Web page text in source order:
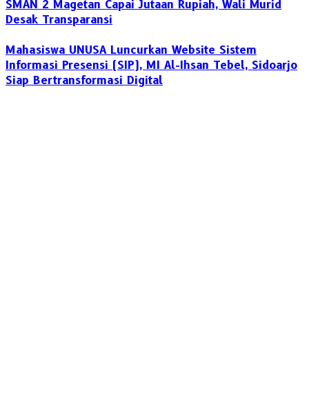
SMAN 2 Magetan Capai Jutaan Rupiah, Wali Murid
Desak Transparansi
Mahasiswa UNUSA Luncurkan Website Sistem
Informasi Presensi (SIP), MI Al-Ihsan Tebel, Sidoarjo
Siap Bertransformasi Digital